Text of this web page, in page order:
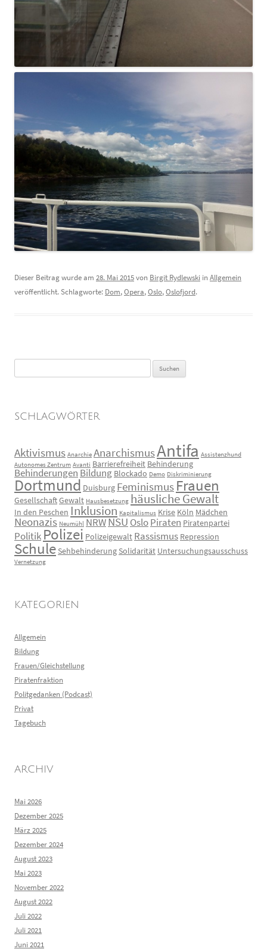
Dieser Beitrag wurde am 28. Mai 2015von Birgit Rydlewski in Allgemein
veröffentlicht. Schlagworte: Dom,Opera,Oslo,Oslofjord.
nach:
SCHLAGWÖRTER
Aktivismus Anarchie AnarchismusAntifa Assistenzhund
Autonomes Zentrum Avanti Barrierefreiheit Behinderung
Behinderungen Bildung Blockado Demo Diskriminierung
Dortmund Duisburg Feminismus Frauen
GesellschaftGewalt Hausbesetzung häusliche Gewalt
In den Peschen Inklusion Kapitalismus Krise Köln Mädchen
Neonazis Neumühl NRWNSU OsloPiraten Piratenpartei
Politik Polizei Polizeigewalt Rassismus Repression
Schule Sehbehinderung Solidarität Untersuchungsausschuss
Vernetzung
KATEGORIEN
Allgemein
Bildung
Frauen/Gleichstellung
Piratenfraktion
Politgedanken (Podcast)
Privat
Tagebuch
ARCHIV
Mai 2026
Dezember 2025
März 2025
Dezember 2024
August 2023
Mai 2023
November 2022
August 2022
Juli 2022
Juli 2021
Juni 2021